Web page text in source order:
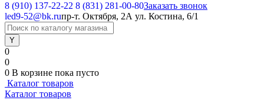
8 (910) 137-22-22 8 (831) 281-00-80Заказать звонок
led9-52@bk.ruпр-т. Октября, 2А ул. Костина, 6/1
0
0
0 В корзине пока пусто
Каталог товаров
Каталог товаров